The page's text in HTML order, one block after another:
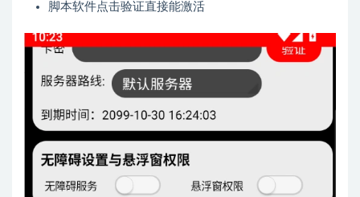
脚本软件点击验证直接能激活